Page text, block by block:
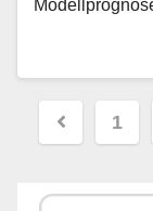
1